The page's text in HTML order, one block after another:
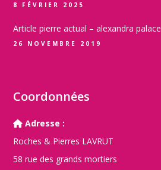
8 FÉVRIER 2025
Article pierre actual – alexandra palace
26 NOVEMBRE 2019
Coordonnées
Adresse :
Roches & Pierres LAVRUT
58 rue des grands mortiers